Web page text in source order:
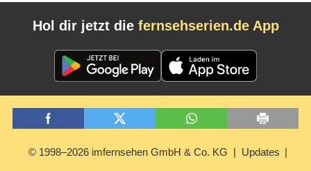
Hol dir jetzt die fernsehserien.de App
© 1998–2026 imfernsehen GmbH & Co. KG Updates